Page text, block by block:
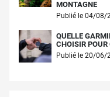
MONTAGNE
Publié le 04/08/
QUELLE
CHOISIR POUR
Publié le 20/06/